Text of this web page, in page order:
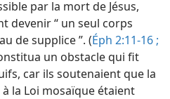
par la mort de Jésus,
devenir “ un seul corps
de supplice ”. (Éph 2:11-16 ;
un obstacle qui fit
car ils soutenaient que la
la Loi mosaïque étaient